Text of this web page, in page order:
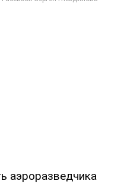
аэроразведчика